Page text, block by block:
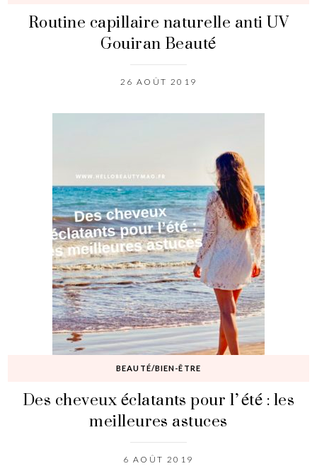
Routine capillaire naturelle anti UV
Gouiran Beauté
26 AOÛT 2019
BEAUTÉ/BIEN-ÊTRE
Des cheveux éclatants pour l’été : les
meilleures astuces
6 AOÛT 2019